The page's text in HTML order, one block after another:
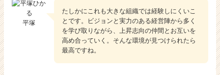
平塚
たしかにこれも大きな組織では経験しにくいこ
とです。ビジョンと実力のある経営陣から多く
を学び取りながら、上昇志向の仲間とお互いを
高め合っていく。そんな環境が見つけられたら
最高ですね。